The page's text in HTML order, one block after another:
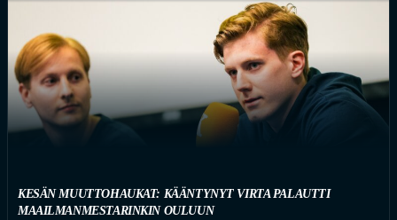
KESÄN MUUTTOHAUKAT: KÄÄNTYNYT VIRTA PALAUTTI
MAAILMANMESTARINKIN OULUUN